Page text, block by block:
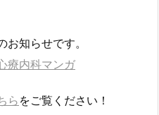
お知らせです。
療内科マンガ
らをご覧ください！